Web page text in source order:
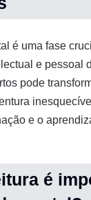
é uma fase
e pessoal
pode
e o
é